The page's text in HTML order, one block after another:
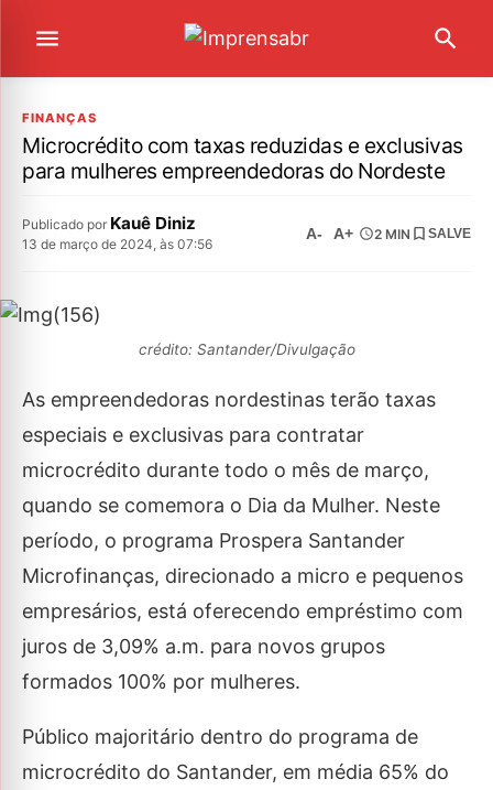
FINANÇAS
Microcrédito com taxas reduzidas e exclusivas
para mulheres empreendedoras do Nordeste
Publicado por Kauê Diniz
13 de março de 2024, às 07:56
A- A+ 2 MIN SALVE
crédito: Santander/Divulgação
As empreendedoras nordestinas terão taxas
especiais e exclusivas para contratar
microcrédito durante todo o mês de março,
quando se comemora o Dia da Mulher. Neste
período, o programa Prospera Santander
Microfinanças, direcionado a micro e pequenos
empresários, está oferecendo empréstimo com
juros de 3,09% a.m. para novos grupos
formados 100% por mulheres.
Público majoritário dentro do programa de
microcrédito do Santander, em média 65% do